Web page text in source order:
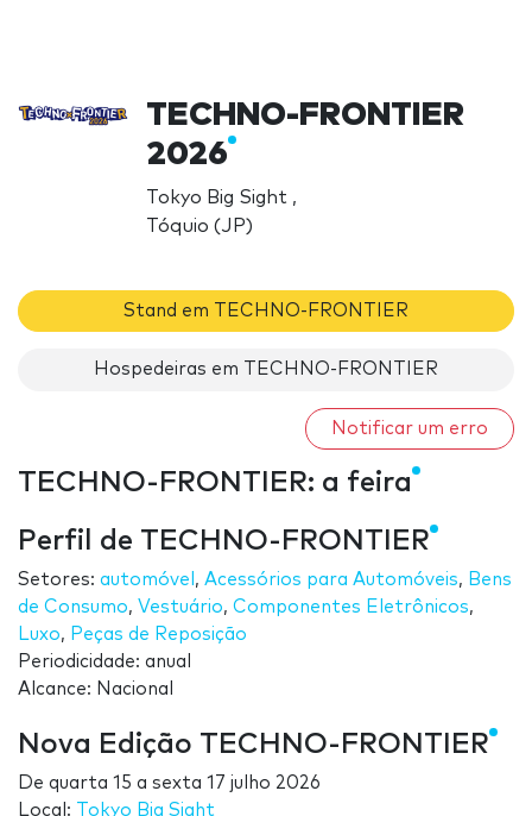
TECHNO-FRONTIER
2026
Tokyo Big Sight ,
Tóquio (JP)
Stand em TECHNO-FRONTIER
Hospedeiras em TECHNO-FRONTIER
Notificar um erro
TECHNO-FRONTIER: a feira
Perfil de TECHNO-FRONTIER
Setores: automóvel , Acessórios para Automóveis, Bens
de Consumo, Vestuário, Componentes Eletrônicos,
Luxo, Peças de Reposição
Periodicidade: anual
Alcance: Nacional
Nova Edição TECHNO-FRONTIER
De quarta 15 a sexta 17 julho 2026
Local:
Tokyo Big Sight